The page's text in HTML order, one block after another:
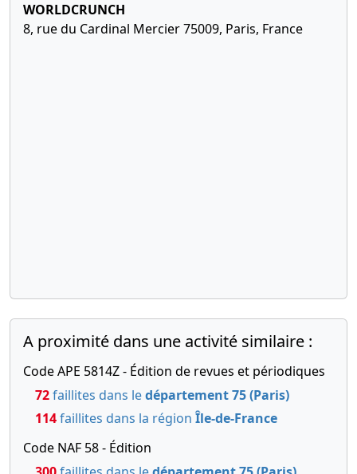
WORLDCRUNCH
8, rue du Cardinal Mercier 75009, Paris, France
A proximité dans une activité similaire :
Code APE 5814Z - Édition de revues et périodiques
72faillites dans ledépartement 75 (Paris)
114faillites dans la région Île-de-France
Code NAF 58 - Édition